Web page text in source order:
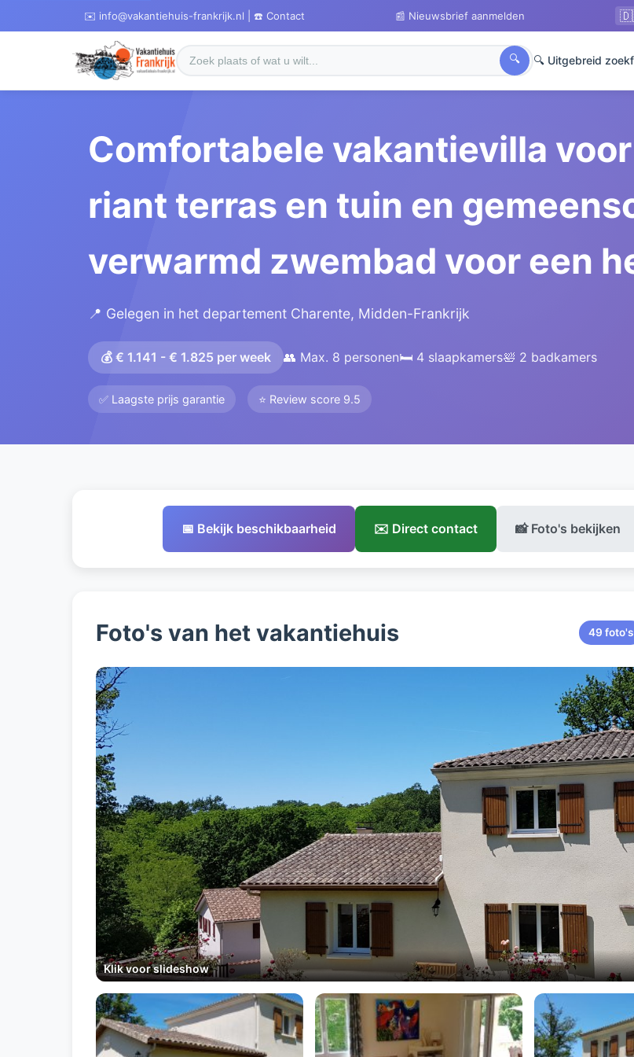
✉️ info@vakantiehuis-frankrijk.nl | ☎️ Contact 📰 Nieuwsbrief aanmelden
🔍 🔍 Uitgebreid
Comfortabele vakantievilla
riant terras en tuin en
verwarmd zwembad voor een
📍 Gelegen in het departement Charente, Midden-Frankrijk
💰 € 1.141 - € 1.825 per week 👥 Max. 8 personen🛏️ 4 slaapkamers🛀 2 badkamers
✅ Laagste prijs garantie ⭐ Review score 9.5
📅 Bekijk beschikbaarheid ✉️ Direct contact 📸 Foto's bekijken
Foto's van het vakantiehuis 49 foto's
Klik voor slideshow